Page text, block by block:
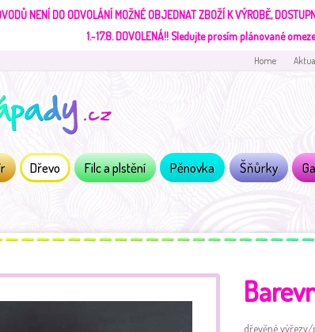
NENÍ DO ODVOLÁNÍ MOŽNÉ OBJEDNAT ZBOŽÍ K VÝROBĚ,
1.-17.8. DOVOLENÁ!!Sledujte prosím plánované
Home
Dřevo Filc a plstění Pěnovka Šňůrky
dřevěné